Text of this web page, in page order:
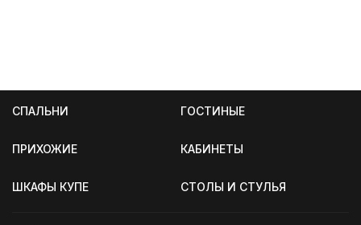
СПАЛЬНИ ГОСТИНЫЕ
ПРИХОЖИЕ КАБИНЕТЫ
ШКАФЫ КУПЕ СТОЛЫ И СТУЛЬЯ